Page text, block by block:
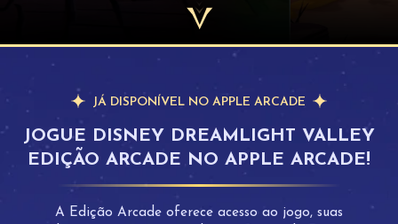
JÁ DISPONÍVEL NO APPLE ARCADE
JOGUE DISNEY DREAMLIGHT VALLEY
EDIÇÃO ARCADE NO APPLE ARCADE!
A Edição Arcade oferece acesso ao jogo, suas